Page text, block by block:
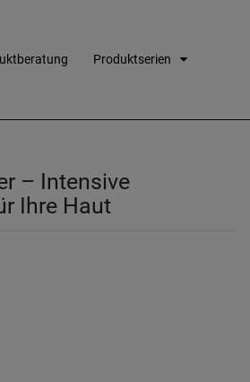
Produktserien
– Intensive
Ihre Haut